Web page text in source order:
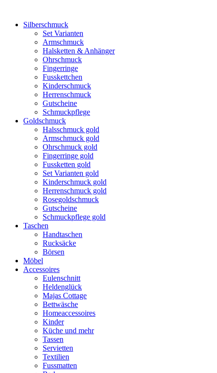
Silberschmuck
Set Varianten
Armschmuck
Halsketten & Anhänger
Ohrschmuck
Fingerringe
Fusskettchen
Kinderschmuck
Herrenschmuck
Gutscheine
Schmuckpflege
Goldschmuck
Halsschmuck gold
Armschmuck gold
Ohrschmuck gold
Fingerringe gold
Fussketten gold
Set Varianten gold
Kinderschmuck gold
Herrenschmuck gold
Rosegoldschmuck
Gutscheine
Schmuckpflege gold
Taschen
Handtaschen
Rucksäcke
Börsen
Möbel
Accessoires
Eulenschnitt
Heldenglück
Majas Cottage
Bettwäsche
Homeaccessoires
Kinder
Küche und mehr
Tassen
Servietten
Textilien
Fussmatten